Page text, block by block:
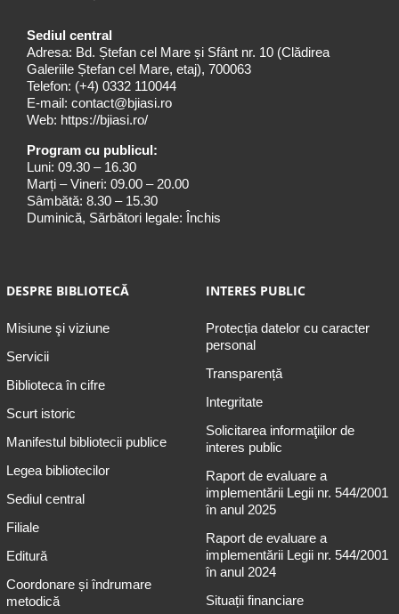
Sediul central
Adresa: Bd. Ștefan cel Mare și Sfânt nr. 10 (Clădirea
Galeriile Ștefan cel Mare, etaj), 700063
Telefon: (+4) 0332 110044
E-mail: contact@bjiasi.ro
Web: https://bjiasi.ro/
Program cu publicul:
Luni: 09.30 – 16.30
Marți – Vineri: 09.00 – 20.00
Sâmbătă: 8.30 – 15.30
Duminică, Sărbători legale: Închis
DESPRE BIBLIOTECĂ
Misiune şi viziune
Servicii
Biblioteca în cifre
Scurt istoric
Manifestul bibliotecii publice
Legea bibliotecilor
Sediul central
Filiale
Editură
Coordonare și îndrumare
metodică
INTERES PUBLIC
Protecția datelor cu caracter
personal
Transparență
Integritate
Solicitarea informaţiilor de
interes public
Raport de evaluare a
implementării Legii nr. 544/2001
în anul 2025
Raport de evaluare a
implementării Legii nr. 544/2001
în anul 2024
Situații financiare